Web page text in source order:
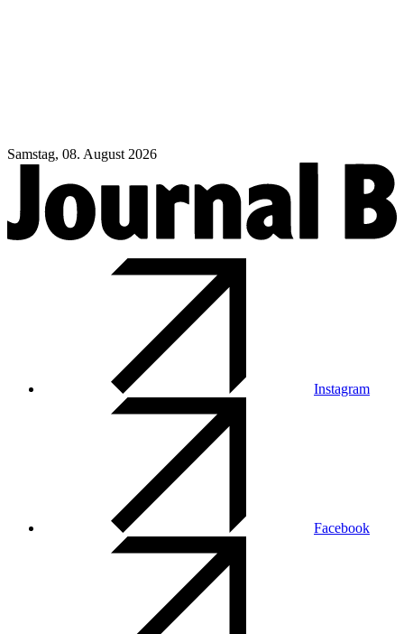
Samstag, 08. August 2026
Instagram
Facebook